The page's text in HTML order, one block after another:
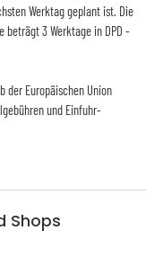
Shops
Werktag geplant ist. Die
3 Werktage in DPD -
der Europäischen Union
und Einfuhr-